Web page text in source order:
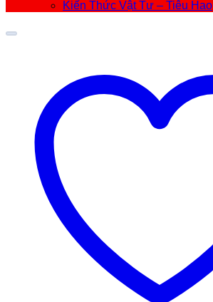
Kiến Thức Vật Tư – Tiêu Hao